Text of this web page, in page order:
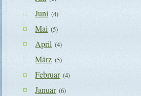
Juni (4)
Mai (5)
April (4)
März (5)
Februar (4)
Januar (6)